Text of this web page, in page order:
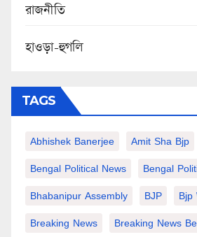
রাজনীতি
হাওড়া-হুগলি
TAGS
Abhishek Banerjee
Amit Sha Bjp
Bengal Political News
Bengal
Bhabanipur Assembly
BJP
Bjp
Breaking News
Breaking News